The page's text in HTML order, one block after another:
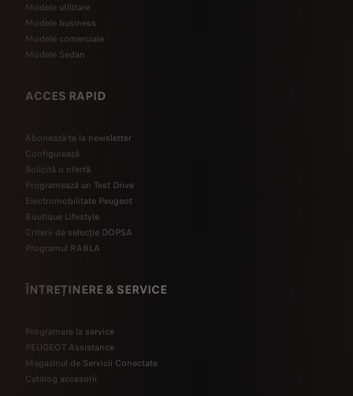
Modele utilitare
Modele business
Modele comerciale
Modele Sedan
ACCES RAPID
Abonează-te la newsletter
Configurează
Solicită o ofertă
Programează un Test Drive
Electromobilitate Peugeot
Boutique Lifestyle
Criterii de selecție DOPSA
Programul RABLA
ÎNTREȚINERE & SERVICE
Programare la service
PEUGEOT Assistance
Magazinul de Servicii Conectate
Catalog accesorii